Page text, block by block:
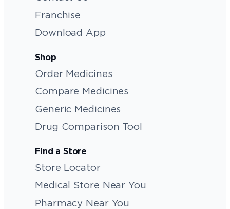
Franchise
Download App
Shop
Order Medicines
Compare Medicines
Generic Medicines
Drug Comparison Tool
Find a Store
Store Locator
Medical Store Near You
Pharmacy Near You